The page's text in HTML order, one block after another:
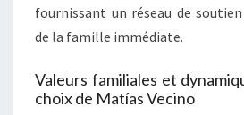
fournissant un réseau de
de la famille immédiate.
Valeurs familiales et
choix de Matías Vecino